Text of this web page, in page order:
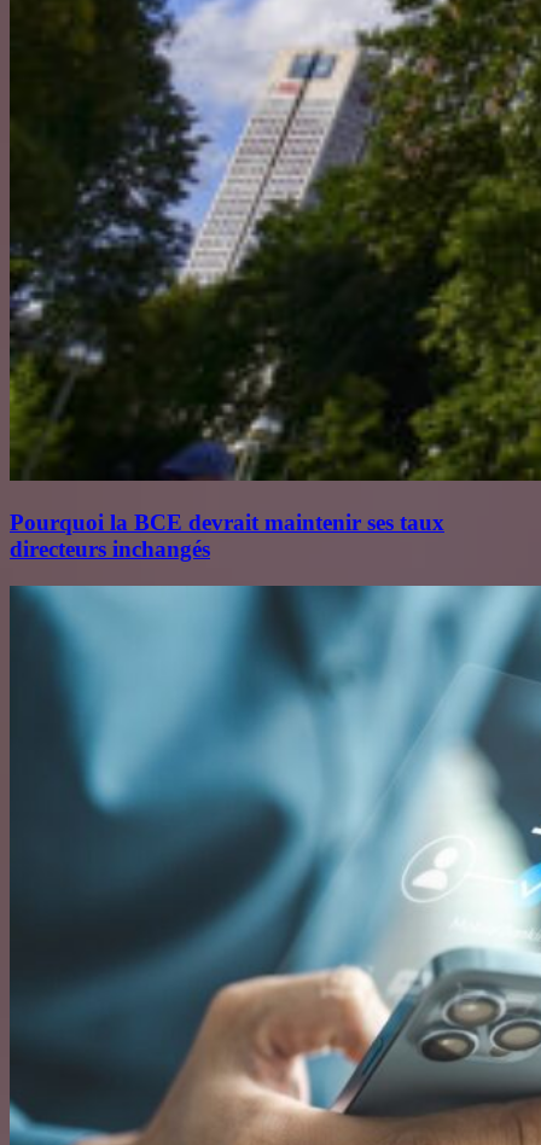
Pourquoi la BCE devrait maintenir ses taux
directeurs inchangés